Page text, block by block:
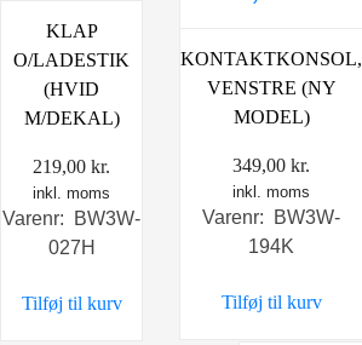
KLAP
O/LADESTIK
(HVID
M/DEKAL)
219,00 kr.
inkl. moms
Varenr: BW3W-
027H
Tilføj til kurv
KONTAKTKONSOL,
VENSTRE (NY
MODEL)
349,00 kr.
inkl. moms
Varenr: BW3W-
194K
Tilføj til kurv